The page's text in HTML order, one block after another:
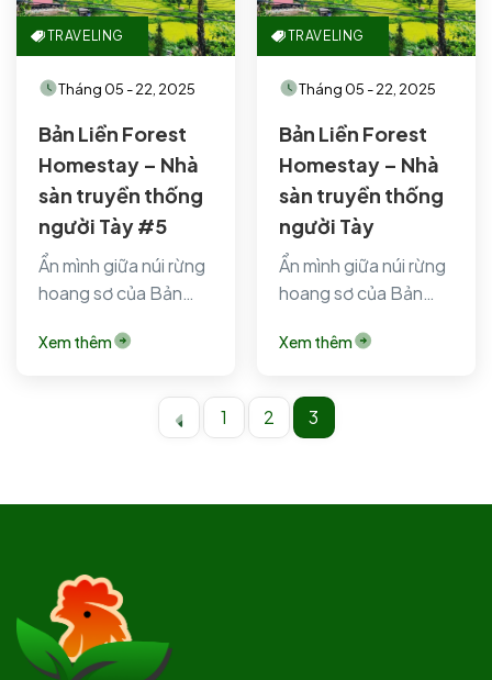
TRAVELING
Tháng 05 - 22, 2025
Bản Liền Forest
Homestay – Nhà
sàn truyền thống
người Tày #5
Ẩn mình giữa núi rừng
hoang sơ của Bản
Cai), Bản…
Xem thêm
TRAVELING
Tháng 05 - 22, 2025
Bản Liền Forest
Homestay – Nhà
sàn truyền thống
người Tày
Ẩn mình giữa núi rừng
hoang sơ của Bản
Cai), Bản…
Xem thêm
1 2 3